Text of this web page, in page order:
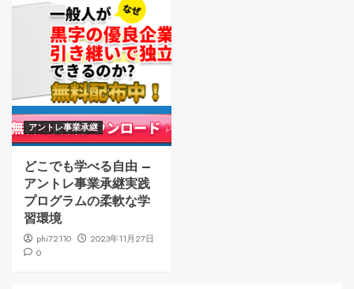
アントレ事業承継
どこでも学べる自由 –
アントレ事業承継実践
プログラムの柔軟な学
習環境
phi72110
2023年11月27日
0